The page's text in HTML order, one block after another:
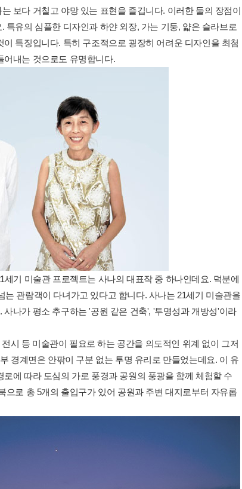
보다 거칠고 야망 있는 표현을 즐깁니다. 이러한 둘의 장점이
유의 심플한 디자인과 하얀 외장, 가는 기둥, 얇은 슬라브로
특징입니다. 특히 구조적으로 굉장히 어려운 디자인을 최첨
어내는 것으로도 유명합니다.
기 미술관 프로젝트는 사나의 대표작 중 하나인데요. 덕분에
는 관람객이 다녀가고 있다고 합니다. 사나는 21세기 미술관을
나가 평소 추구하는 '공원 같은 건축', '투명성과 개방성'이라
시 등 미술관이 필요로 하는 공간을 의도적인 위계 없이 그저
경계면은 안팎이 구분 없는 투명 유리로 만들었는데요. 이 유
에 따라 도심의 가로 풍경과 공원의 풍광을 함께 체험할 수
으로 총 5개의 출입구가 있어 공원과 주변 대지로부터 자유롭